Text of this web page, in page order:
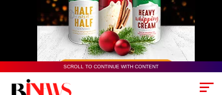
SCROLL TO CONTINUE WITH CONTENT